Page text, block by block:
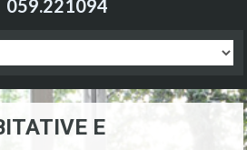
059.221094
E